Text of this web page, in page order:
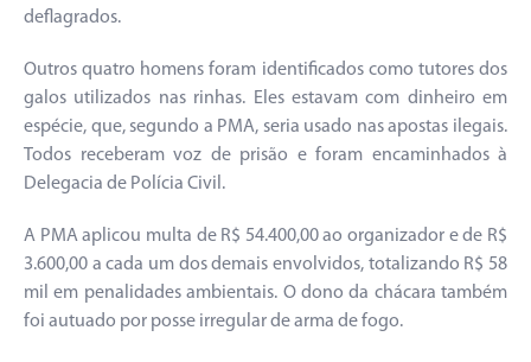
deflagrados.
Outros quatro homens foram identificados como tutores dos
galos utilizados nas rinhas. Eles estavam com dinheiro em
espécie, que, segundo a PMA, seria usado nas apostas ilegais.
Todos receberam voz de prisão e foram encaminhados à
Delegacia de Polícia Civil.
A PMA aplicou multa de R$ 54.400,00 ao organizador e de R$
3.600,00 a cada um dos demais envolvidos, totalizando R$ 58
mil em penalidades ambientais. O dono da chácara também
foi autuado por posse irregular de arma de fogo.